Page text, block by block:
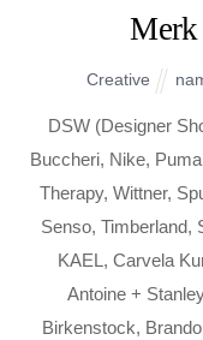
Merk
Creative
DSW (Designer
Buccheri, Nike,
Therapy, Wittner,
Senso, Timberland,
KAEL, Carvela
Antoine +
Birkenstock,